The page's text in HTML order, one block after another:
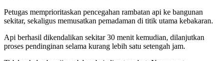
Petugas memprioritaskan pencegahan rambatan api ke bangunan
sekitar, sekaligus memusatkan pemadaman di titik utama kebakaran.
Api berhasil dikendalikan sekitar 30 menit kemudian, dilanjutkan
proses pendinginan selama kurang lebih satu setengah jam.